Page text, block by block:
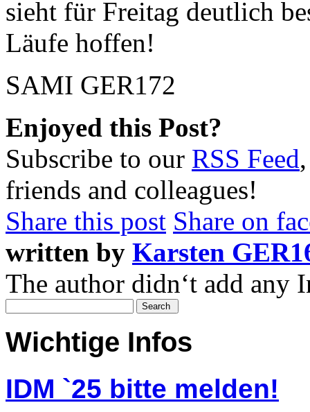
sieht für Freitag deutlich
Läufe hoffen!
SAMI GER172
Enjoyed this Post?
Subscribe to our RSS Feed
friends and colleagues!
Share this post Share on
written by Karsten
The author didn‘t add
Wichtige Infos
IDM `25 bitte melden!